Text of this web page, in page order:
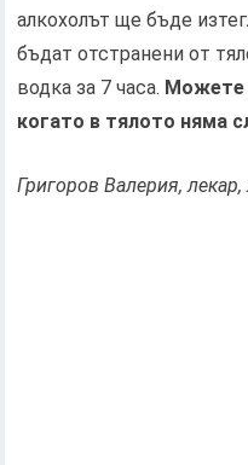
алкохолът ще бъде
бъдат отстранени от
водка за 7 часа. Можете
когато в тялото няма
Григоров Валерия, лекар,